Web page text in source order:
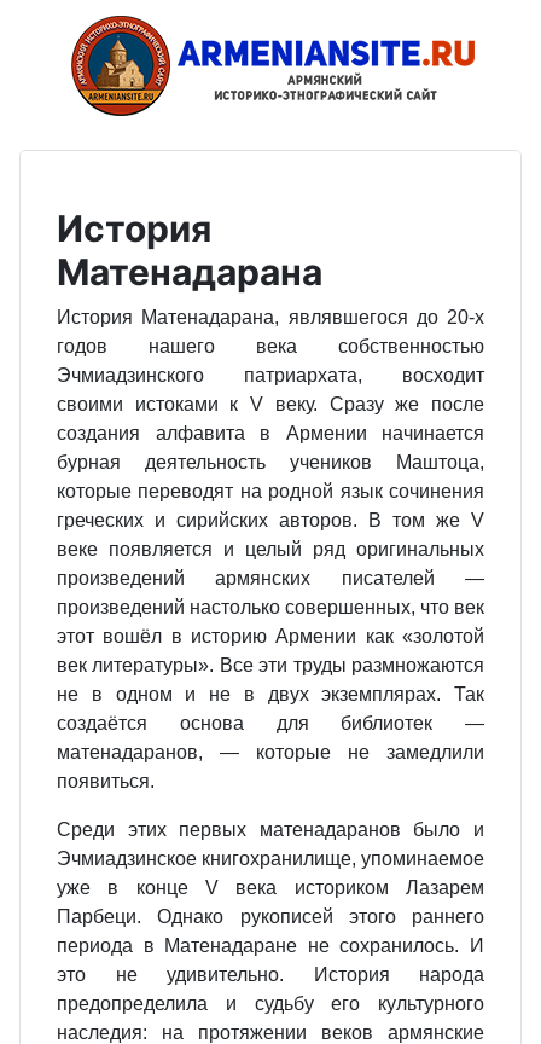
История
Матенадарана
История Матенадарана, являвшегося до 20‐х
годов нашего века собственностью
Эчмиадзинского патриархата, восходит
своими истоками к V веку. Сразу же после
создания алфавита в Армении начинается
бурная деятельность учеников Маштоца,
которые переводят на родной язык сочинения
греческих и сирийских авторов. В том же V
веке появляется и целый ряд оригинальных
произведений армянских писателей —
произведений настолько совершенных, что век
этот вошёл в историю Армении как «золотой
век литературы». Все эти труды размножаются
не в одном и не в двух экземплярах. Так
создаётся основа для библиотек —
матенадаранов, — которые не замедлили
появиться.
Среди этих первых матенадаранов было и
Эчмиадзинское книгохранилище, упоминаемое
уже в конце V века историком Лазарем
Парбеци. Однако рукописей этого раннего
периода в Матенадаране не сохранилось. И
это не удивительно. История народа
предопределила и судьбу его культурного
наследия: на протяжении веков армянские